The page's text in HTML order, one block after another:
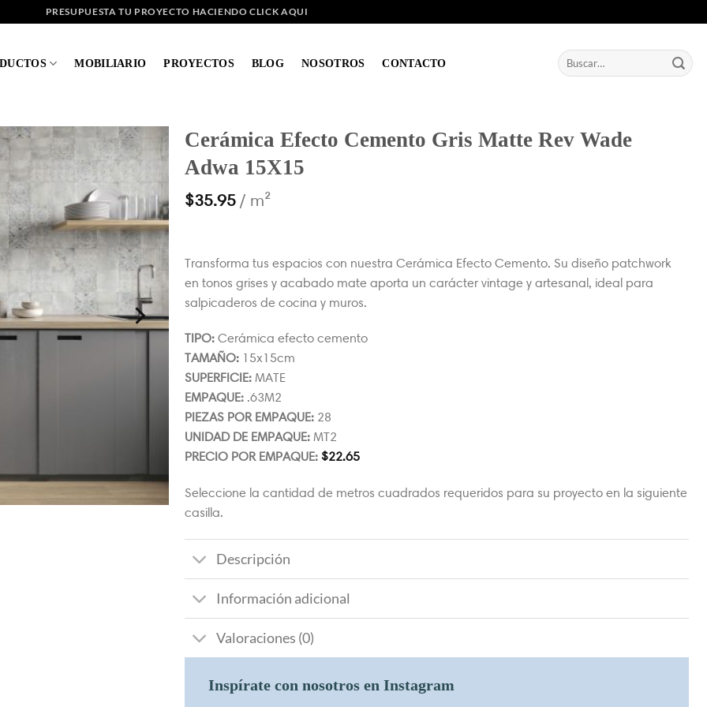
PRESUPUESTA TU PROYECTO HACIENDO CLICK AQUI
MOBILIARIO PROYECTOS BLOG NOSOTROS CONTACTO
Buscar
por:
Cerámica Efecto Cemento Gris Matte Rev Wade
Adwa 15X15
$35.95 / m²
Transforma tus espacios con nuestra Cerámica Efecto Cemento. Su diseño patchwork
en tonos grises y acabado mate aporta un carácter vintage y artesanal, ideal para
salpicaderos de cocina y muros.
TIPO:Cerámica efecto cemento
TAMAÑO:15x15cm
SUPERFICIE:MATE
EMPAQUE:.63M2
PIEZAS POR EMPAQUE: 28
UNIDAD DE EMPAQUE:MT2
PRECIO POR EMPAQUE: $22.65
Seleccione la cantidad de metros cuadrados requeridos para su proyecto en la siguiente
casilla.
Descripción
Información adicional
Valoraciones (0)
Inspírate con nosotros en Instagram